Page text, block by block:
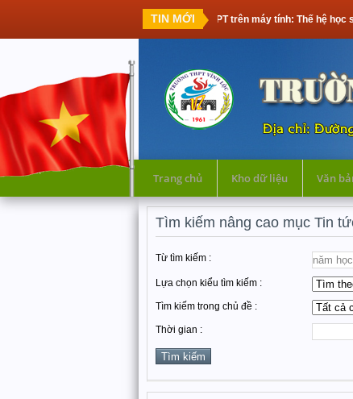
TIN MỚI
Thi tốt nghiệp THPT trên máy tính: Thế hệ học sinh đầu tiên
Trang chủ Kho dữ liệu Văn
Tìm kiếm nâng cao mục Tin
Từ tìm kiếm :
Lựa chọn kiểu tìm kiếm :
Tìm kiếm trong chủ đề :
Thời gian :